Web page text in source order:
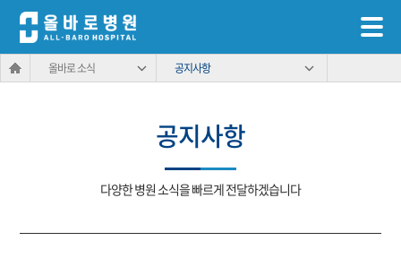
올바로 소식 공지사항
공지사항
다양한 병원 소식을 빠르게 전달하겠습니다